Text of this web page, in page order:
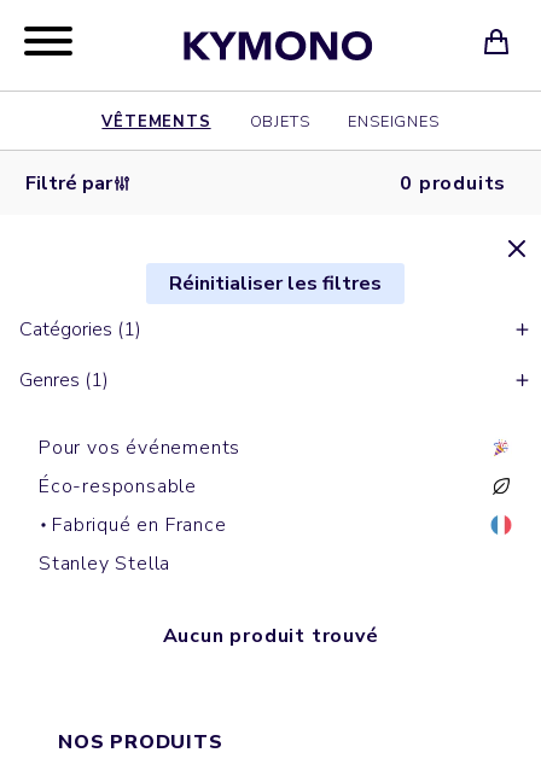
VÊTEMENTS OBJETS ENSEIGNES
Filtré par 0 produits
Réinitialiser les filtres
Catégories (1)
Genres (1)
Pour vos événements
Éco-responsable
Fabriqué en France
Stanley Stella
Aucun produit trouvé
NOS PRODUITS